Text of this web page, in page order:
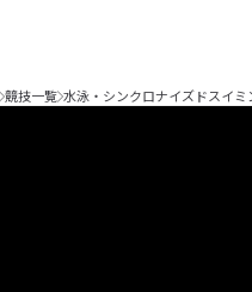
競技一覧 水泳・シンクロナイズドスイミ